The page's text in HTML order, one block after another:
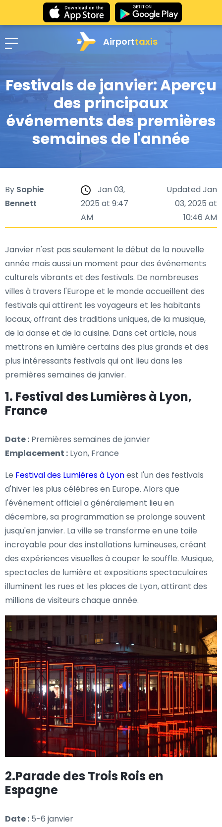
Airporttaxis
Festivals de janvier: Aperçu
des principaux
événements des premières
semaines de l'année
By Sophie
Bennett
Jan 03,
2025 at 9:47
AM
Updated Jan
03, 2025 at
10:46 AM
Janvier n'est pas seulement le début de la nouvelle
année mais aussi un moment pour des événements
culturels vibrants et des festivals. De nombreuses
villes à travers l'Europe et le monde accueillent des
festivals qui attirent les voyageurs et les habitants
locaux, offrant des traditions uniques, de la musique,
de la danse et de la cuisine. Dans cet article, nous
mettrons en lumière certains des plus grands et des
plus intéressants festivals qui ont lieu dans les
premières semaines de janvier.
1. Festival des Lumières à Lyon,
France
Date : Premières semaines de janvier
Emplacement : Lyon, France
Le Festival des Lumières à Lyonest l'un des festivals
d'hiver les plus célèbres en Europe. Alors que
l'événement officiel a généralement lieu en
décembre, sa programmation se prolonge souvent
jusqu'en janvier. La ville se transforme en une toile
incroyable pour des installations lumineuses, créant
des expériences visuelles à couper le souffle. Musique,
spectacles de lumière et expositions spectaculaires
illuminent les rues et les places de Lyon, attirant des
millions de visiteurs chaque année.
2.Parade des Trois Rois en
Espagne
Date : 5-6 janvier